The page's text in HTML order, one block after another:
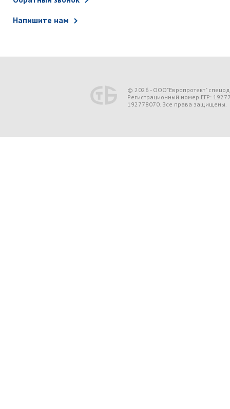
Напишите нам
© 2026 - ООО"Европротект"
Регистрационный номер ЕГР:
192778070. Все права защищены.